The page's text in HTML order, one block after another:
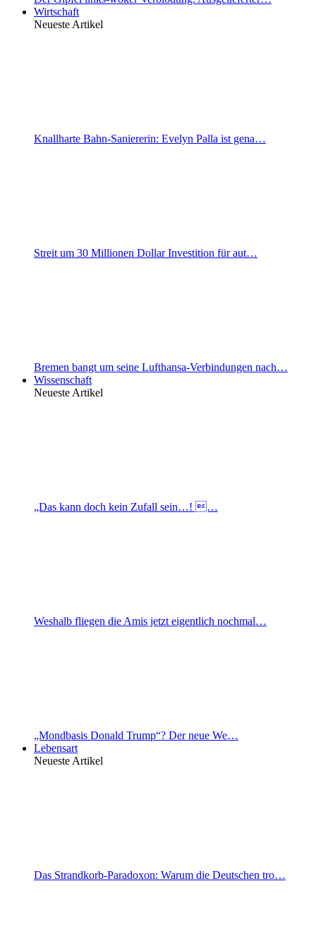
Wirtschaft
Neueste Artikel
Knallharte Bahn-Saniererin: Evelyn Palla ist gena…
Streit um 30 Millionen Dollar Investition für aut…
Bremen bangt um seine Lufthansa-Verbindungen nach…
Wissenschaft
Neueste Artikel
„Das kann doch kein Zufall sein…! …
Weshalb fliegen die Amis jetzt eigentlich nochmal…
„Mondbasis Donald Trump“? Der neue We…
Lebensart
Neueste Artikel
Das Strandkorb-Paradoxon: Warum die Deutschen tro…